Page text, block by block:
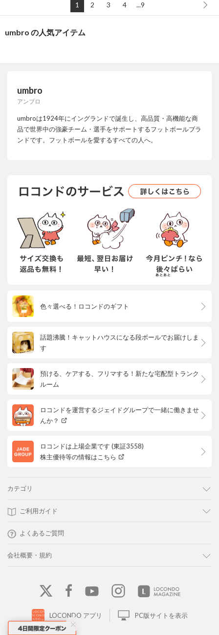
1 2 3 4 ...9
umbro の人気アイテム
umbro
アンブロ
umbroは1924年にイングランドで誕生し、高品質・高機能な商
品で世界中の強豪チーム・選手をサポートするフットボールブラ
ンドです。フットボールを愛するすべての人へ。
色々選べる！ロコンドのギフト
話題沸騰！キャットハウスになる段ボールでお届けしま
す
預ける、ケアする、フリマする！新たな宅配型トランク
ルーム
ロコンドを運営するジェイドグループで一緒に働きませ
んか？
ロコンドは上場企業です (東証3558)
株主優待等の情報はこちら
カテゴリ
ご利用ガイド
よくあるご質問
会社概要・規約
LOCONDO アプリ PC版サイトを表示